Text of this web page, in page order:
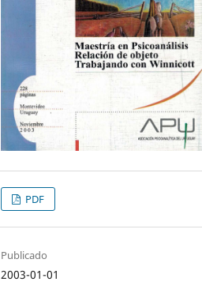
PDF
Publicado
2003-01-01